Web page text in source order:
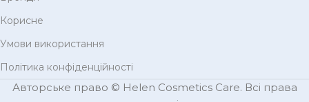
Корисне
Умови використання
Політика конфіденційності
Авторське право © Helen Cosmetics Care. Всі права